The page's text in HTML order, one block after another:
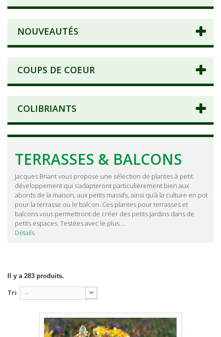
NOUVEAUTÉS
COUPS DE COEUR
COLIBRIANTS
TERRASSES & BALCONS
Jacques Briant vous propose une sélection de plantes à petit
développement qui s’adapteront particulièrement bien aux
abords de la maison, aux petits massifs, ainsi qu’à la culture en pot
pour la terrasse ou le balcon. Ces plantes pour terrasses et
balcons vous permettront de créer des petits jardins dans de
petits espaces. Testées avec le plus ...
Détails
Il y a 283 produits.
Tri --